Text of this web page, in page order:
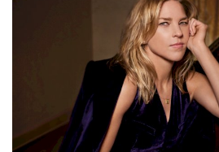
Estatuto Editorial
Ficha técnica